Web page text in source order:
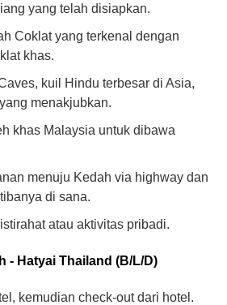
yang telah disiapkan.
Coklat yang terkenal dengan
khas.
kuil Hindu terbesar di Asia,
menakjubkan.
khas Malaysia untuk dibawa
menuju Kedah via highway dan
di sana.
atau aktivitas pribadi.
- Hatyai Thailand (B/L/D)
kemudian check-out dari hotel.